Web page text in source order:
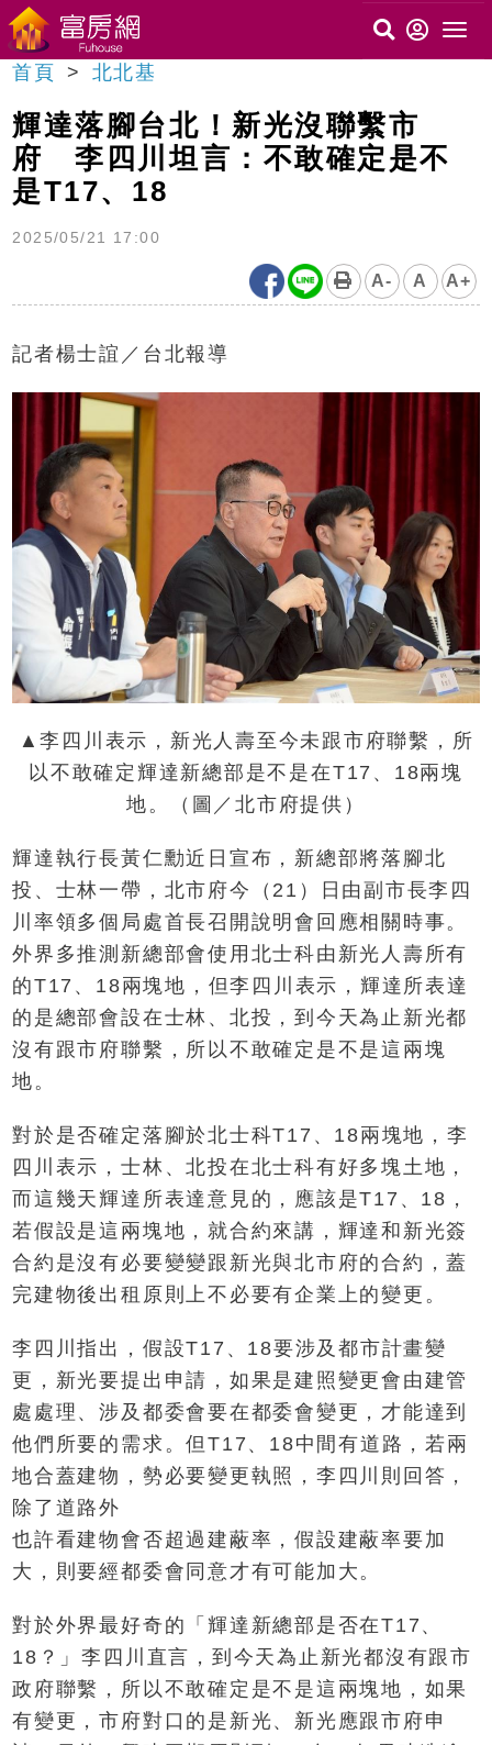
首頁 北北基
輝達落腳台北！新光沒聯繫市
府 李四川坦言：不敢確定是不
是T17、18
2025/05/21 17:00
A- A A+
記者楊士誼／台北報導
▲李四川表示，新光人壽至今未跟市府聯繫，所
以不敢確定輝達新總部是不是在T17、18兩塊
地。（圖／北市府提供）
輝達執行長黃仁勳近日宣布，新總部將落腳北
投、士林一帶，北市府今（21）日由副市長李四
川率領多個局處首長召開說明會回應相關時事。
外界多推測新總部會使用北士科由新光人壽所有
的T17、18兩塊地，但李四川表示，輝達所表達
的是總部會設在士林、北投，到今天為止新光都
沒有跟市府聯繫，所以不敢確定是不是這兩塊
地。
對於是否確定落腳於北士科T17、18兩塊地，李
四川表示，士林、北投在北士科有好多塊土地，
而這幾天輝達所表達意見的，應該是T17、18，
若假設是這兩塊地，就合約來講，輝達和新光簽
合約是沒有必要變變跟新光與北市府的合約，蓋
完建物後出租原則上不必要有企業上的變更。
李四川指出，假設T17、18要涉及都市計畫變
更，新光要提出申請，如果是建照變更會由建管
處處理、涉及都委會要在都委會變更，才能達到
他們所要的需求。但T17、18中間有道路，若兩
地合蓋建物，勢必要變更執照，李四川則回答，
除了道路外
也許看建物會否超過建蔽率，假設建蔽率要加
大，則要經都委會同意才有可能加大。
對於外界最好奇的「輝達新總部是否在T17、
18？」李四川直言，到今天為止新光都沒有跟市
政府聯繫，所以不敢確定是不是這兩塊地，如果
有變更，市府對口的是新光、新光應跟市府申